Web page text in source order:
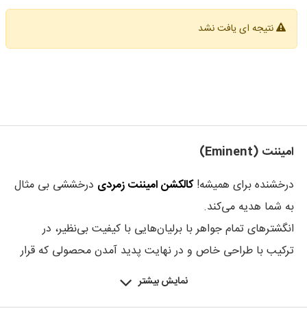
نتیجه ای یافت نشد
امیننت (Eminent)
درخشنده برای همیشه!کالکشن امیننت زمردی درخششی بی مثال
به شما هدیه می‌کند.
انگشترهای تمام جواهر با برلیان‌هایی با کیفیت بی‌نظیر، در
ترکیب با طراحی خاص و در نهایت پدید آمدن محصولی که قرار
است سال‌‌ها بدرخشد و هیچگاه خسته‌کننده و قدیمی نشود و به
نمایش بیشتر